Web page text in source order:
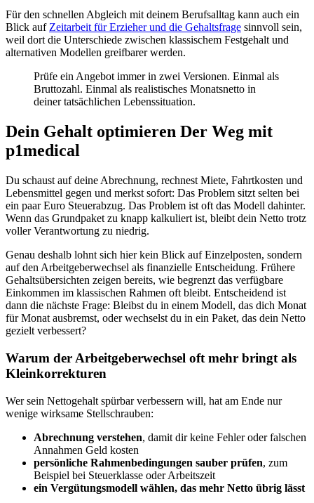
Für den schnellen Abgleich mit deinem Berufsalltag kann auch ein
Blick aufZeitarbeit für Erzieher und die Gehaltsfrage sinnvoll sein,
weil dort die Unterschiede zwischen klassischem Festgehalt und
alternativen Modellen greifbarer werden.
Prüfe ein Angebot immer in zwei Versionen. Einmal als
Bruttozahl. Einmal als realistisches Monatsnetto in
deiner tatsächlichen Lebenssituation.
Dein Gehalt optimieren Der Weg mit
p1medical
Du schaust auf deine Abrechnung, rechnest Miete, Fahrtkosten und
Lebensmittel gegen und merkst sofort: Das Problem sitzt selten bei
ein paar Euro Steuerabzug. Das Problem ist oft das Modell dahinter.
Wenn das Grundpaket zu knapp kalkuliert ist, bleibt dein Netto trotz
voller Verantwortung zu niedrig.
Genau deshalb lohnt sich hier kein Blick auf Einzelposten, sondern
auf den Arbeitgeberwechsel als finanzielle Entscheidung. Frühere
Gehaltsübersichten zeigen bereits, wie begrenzt das verfügbare
Einkommen im klassischen Rahmen oft bleibt. Entscheidend ist
dann die nächste Frage: Bleibst du in einem Modell, das dich Monat
für Monat ausbremst, oder wechselst du in ein Paket, das dein Netto
gezielt verbessert?
Warum der Arbeitgeberwechsel oft mehr bringt als
Kleinkorrekturen
Wer sein Nettogehalt spürbar verbessern will, hat am Ende nur
wenige wirksame Stellschrauben:
Abrechnung verstehen, damit dir keine Fehler oder falschen
Annahmen Geld kosten
persönliche Rahmenbedingungen sauber prüfen, zum
Beispiel bei Steuerklasse oder Arbeitszeit
ein Vergütungsmodell wählen, das mehr Netto übrig lässt